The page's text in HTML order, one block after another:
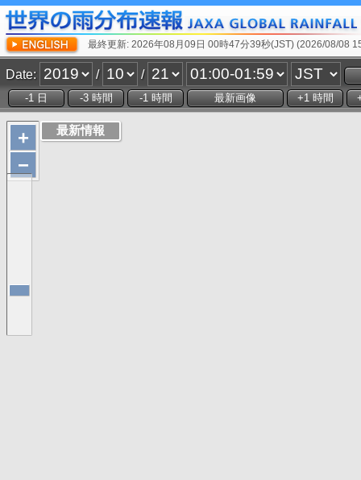
最終更新: 2026年08月09日 00時47分39秒(JST) (2026/08/08
Date: / /
+
−